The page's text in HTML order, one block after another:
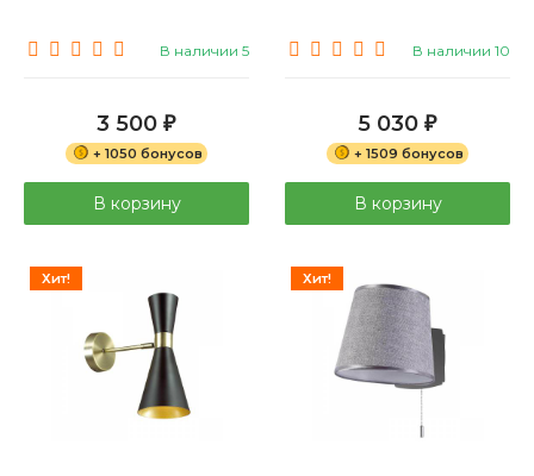
В наличии 5
3 500 ₽
+ 1050 бонусов
В корзину
В наличии 10
5 030 ₽
+ 1509 бонусов
В корзину
Хит! Хит!